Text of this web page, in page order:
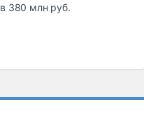
380 млн руб.